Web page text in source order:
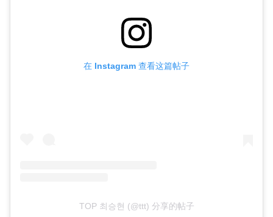
在 Instagram 查看这篇帖子
TOP 최승현 (@ttt) 分享的帖子